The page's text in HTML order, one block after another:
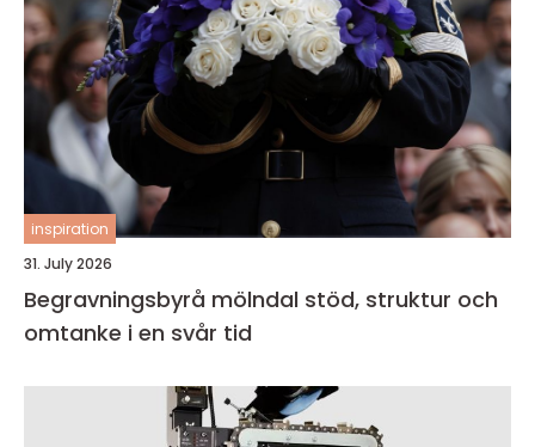
inspiration
31. July 2026
Begravningsbyrå mölndal stöd, struktur och
omtanke i en svår tid